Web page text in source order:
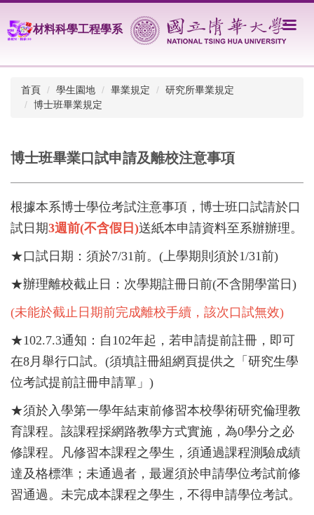
到
主
內
材料科學工程學系
首頁 學生園地 畢業規定
研究所畢業規定
博士班畢業規定
博士班畢業口試申請及離校注意事項
根據本系博士學位考試注意事項，博士班口試請於口
試日期3週前(不含假日)送紙本申請資料至系辦辦理。
★口試日期：須於7/31前。(上學期則須於1/31前)
★辦理離校截止日：次學期註冊日前(不含開學當日)
(未能於截止日期前完成離校手續，該次口試無效)
★102.7.3通知：自102年起， 若申請提前註冊，即可
在8月舉行口試。(須填註冊組網頁提供之「研究生學
位考試提前註冊申請單」)
★須於入學第一學年結束前修習本校學術研究倫理教
育課程。該課程採網路教學方式實施，為0學分之必
修課程。凡修習本課程之學生，須通過課程測驗成績
達及格標準；未通過者，最遲須於申請學位考試前修
習通過。未完成本課程之學生，不得申請學位考試。